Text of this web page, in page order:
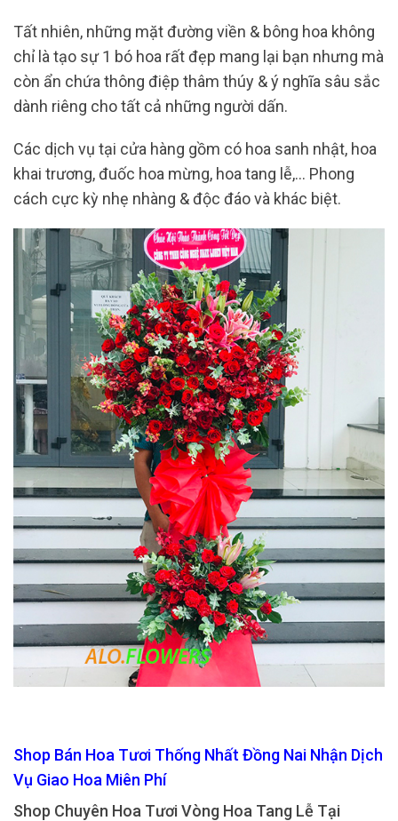
Tất nhiên, những mặt đường viền & bông hoa không
chỉ là tạo sự 1 bó hoa rất đẹp mang lại bạn nhưng mà
còn ẩn chứa thông điệp thâm thúy & ý nghĩa sâu sắc
dành riêng cho tất cả những người dấn.
Các dịch vụ tại cửa hàng gồm có hoa sanh nhật, hoa
khai trương, đuốc hoa mừng, hoa tang lễ,… Phong
cách cực kỳ nhẹ nhàng & độc đáo và khác biệt.
Shop Bán Hoa Tươi Thống Nhất Đồng Nai Nhận Dịch
Vụ Giao Hoa Miên Phí
Shop Chuyên Hoa Tươi Vòng Hoa Tang Lễ Tại